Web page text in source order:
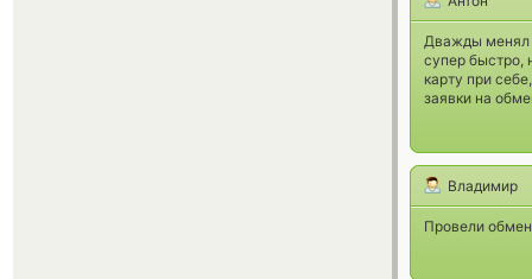
Дважды менял
супер быстро,
карту при
заявки на
Владимир
Провели